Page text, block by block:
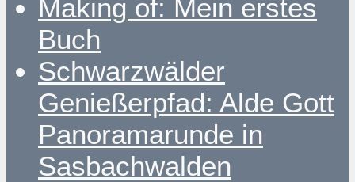
Making of: Mein erstes
Buch
Schwarzwälder
Genießerpfad: Alde Gott
Panoramarunde in
Sasbachwalden